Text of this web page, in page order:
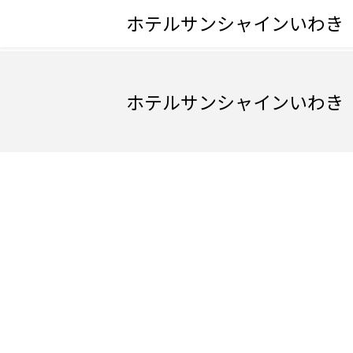
ホテルサンシャインいわき
ホテルサンシャインいわき